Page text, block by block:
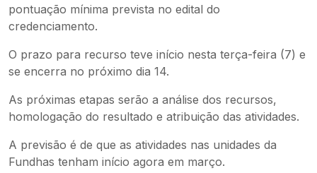
pontuação mínima prevista no edital do
credenciamento.
O prazo para recurso teve início nesta terça-feira (7) e
se encerra no próximo dia 14.
As próximas etapas serão a análise dos recursos,
homologação do resultado e atribuição das atividades.
A previsão é de que as atividades nas unidades da
Fundhas tenham início agora em março.